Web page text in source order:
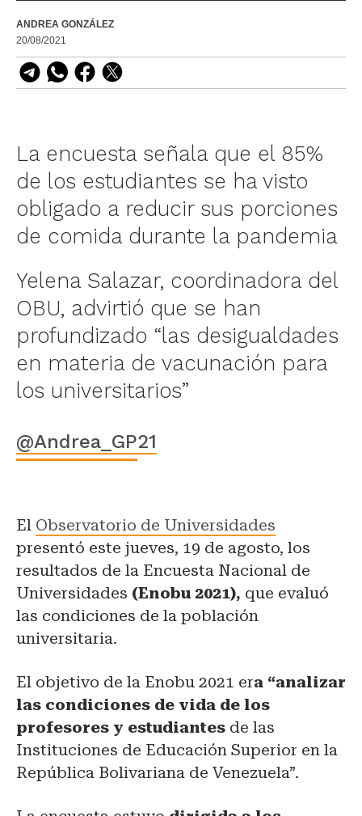
ANDREA GONZÁLEZ
20/08/2021
La encuesta señala que el 85%
de los estudiantes se ha visto
obligado a reducir sus porciones
de comida durante la pandemia
Yelena Salazar, coordinadora del
OBU, advirtió que se han
profundizado “las desigualdades
en materia de vacunación para
los universitarios”
@Andrea_GP21
El Observatorio de Universidades
presentó este jueves, 19 de agosto, los
resultados de la Encuesta Nacional de
Universidades (Enobu 2021), que evaluó
las condiciones de la población
universitaria.
El objetivo de la Enobu 2021 era “analizar
las condiciones de vida de los
profesores y estudiantes de las
Instituciones de Educación Superior en la
República Bolivariana de Venezuela”.